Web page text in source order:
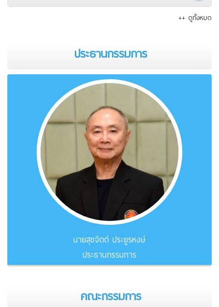
++ ดูทั้งหมด
ประธานกรรมการ
นายสุขจิตต์ ประยูรหงษ์
ประธานกรรมการ
คณะกรรมการ